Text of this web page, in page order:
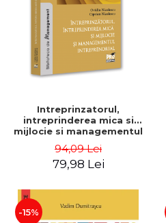
Intreprinzatorul,
intreprinderea mica si
mijlocie si managementul
Nicolescu, Ciprian
Nicolescu
94,09 Lei
79,98 Lei
-15%